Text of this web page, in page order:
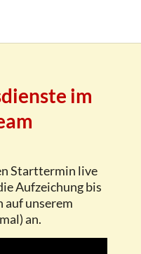
im
Starttermin live
Aufzeichung bis
auf unserem
an.